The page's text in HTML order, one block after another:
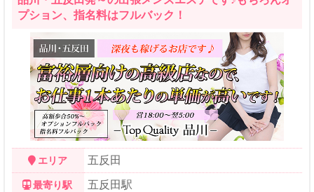
プション、指名料はフルバック！
エリア 五反田
最寄り駅 五反田駅